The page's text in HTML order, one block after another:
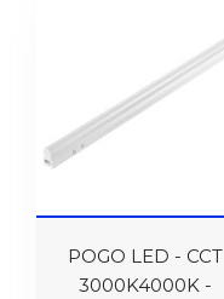
POGO LED - CCT
3000K4000K -